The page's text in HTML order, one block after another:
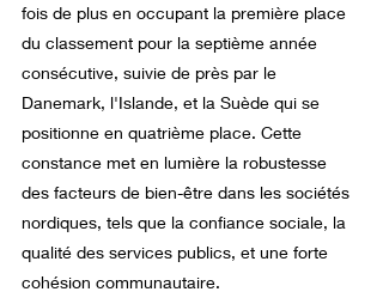
fois de plus en occupant la première place
du classement pour la septième année
consécutive, suivie de près par le
Danemark, l'Islande, et la Suède qui se
positionne en quatrième place. Cette
constance met en lumière la robustesse
des facteurs de bien-être dans les sociétés
nordiques, tels que la confiance sociale, la
qualité des services publics, et une forte
cohésion communautaire.